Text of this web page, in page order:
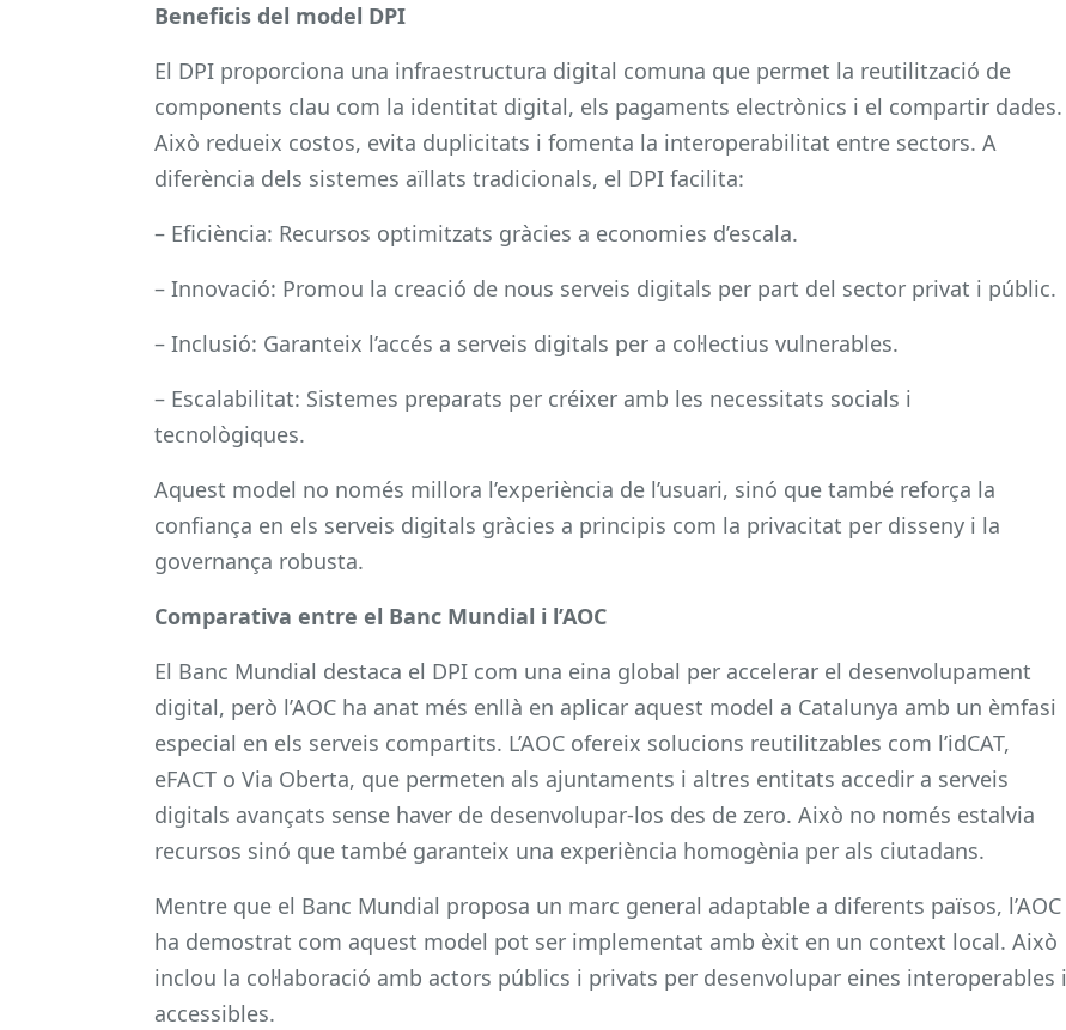
Beneficis del model DPI
El DPI proporciona una infraestructura digital comuna que permet la reutilització de
components clau com la identitat digital, els pagaments electrònics i el compartir dades.
Això redueix costos, evita duplicitats i fomenta la interoperabilitat entre sectors. A
diferència dels sistemes aïllats tradicionals, el DPI facilita:
– Eficiència: Recursos optimitzats gràcies a economies d’escala.
– Innovació: Promou la creació de nous serveis digitals per part del sector privat i públic.
– Inclusió: Garanteix l’accés a serveis digitals per a col·lectius vulnerables.
– Escalabilitat: Sistemes preparats per créixer amb les necessitats socials i
tecnològiques.
Aquest model no només millora l’experiència de l’usuari, sinó que també reforça la
confiança en els serveis digitals gràcies a principis com la privacitat per disseny i la
governança robusta.
Comparativa entre el Banc Mundial i l’AOC
El Banc Mundial destaca el DPI com una eina global per accelerar el desenvolupament
digital, però l’AOC ha anat més enllà en aplicar aquest model a Catalunya amb un èmfasi
especial en els serveis compartits. L’AOC ofereix solucions reutilitzables com l’idCAT,
eFACT o Via Oberta, que permeten als ajuntaments i altres entitats accedir a serveis
digitals avançats sense haver de desenvolupar-los des de zero. Això no només estalvia
recursos sinó que també garanteix una experiència homogènia per als ciutadans.
Mentre que el Banc Mundial proposa un marc general adaptable a diferents països, l’AOC
ha demostrat com aquest model pot ser implementat amb èxit en un context local. Això
inclou la col·laboració amb actors públics i privats per desenvolupar eines interoperables i
accessibles.